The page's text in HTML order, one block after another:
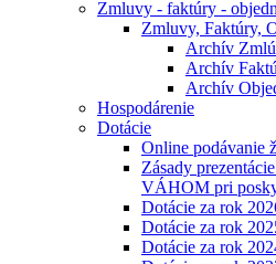
Zmluvy - faktúry -
Zmluvy, Faktúry,
Archív
Archív
Archív
Hospodárenie
Dotácie
Online podávanie
Zásady
VÁHOM pri
Dotácie za rok
Dotácie za rok
Dotácie za rok